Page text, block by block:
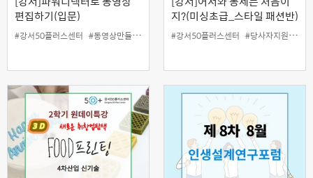
편집하기(입문)
#강서50플러스센터 #동영상만들기 #동영상편집 #영상제작 #인생설계 #일활동
지?(미싱초급_스타일 패션반)
#강서50플러스센터 #당사자지원 #미